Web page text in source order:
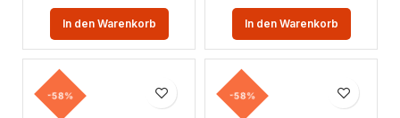
In den Warenkorb In den Warenkorb
-58% -58%